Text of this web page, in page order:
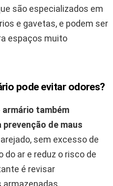
são especializados em
e gavetas, e podem ser
espaços muito
pode evitar odores?
também
de maus
sem excesso de
ar e reduz o risco de
é revisar